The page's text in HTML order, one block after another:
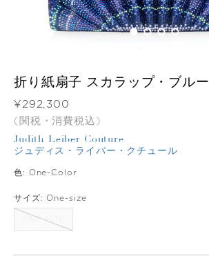
折り紙扇子 スカラップ・ブルー
価格
¥292,300
(関税・消費税込)
Judith Leiber Couture
ジュディス・ライバー・クチュール
色: One-Color
サイズ: One-size
ONE-SIZE